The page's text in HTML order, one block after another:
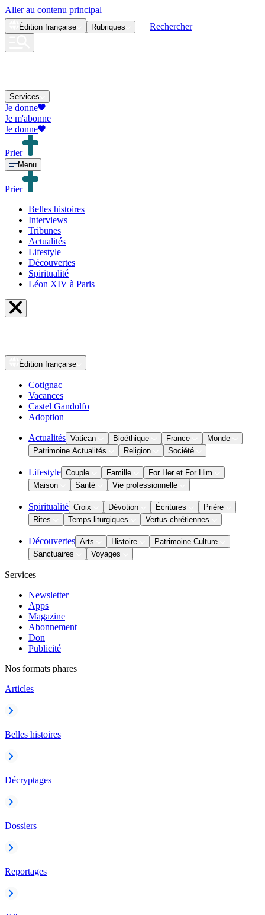
Aller au contenu principal
Édition française Rubriques Rechercher
Services
Je donne
Je m'abonne
Je donne
Prier
Menu
Prier
Belles histoires
Interviews
Tribunes
Actualités
Lifestyle
Découvertes
Spiritualité
Léon XIV à Paris
Édition française
Cotignac
Vacances
Castel Gandolfo
Adoption
Actualités Vatican Bioéthique France
Monde
Patrimoine Actualités
Religion Société
Lifestyle Couple Famille
For Her et For Him
Maison
Santé Vie professionnelle
Spiritualité Croix Dévotion Écritures
Prière
Rites
Temps liturgiques Vertus chrétiennes
Découvertes Arts Histoire
Patrimoine Culture
Sanctuaires
Voyages
Services
Newsletter
Apps
Magazine
Abonnement
Don
Publicité
Nos formats phares
Articles
Belles histoires
Décryptages
Dossiers
Reportages